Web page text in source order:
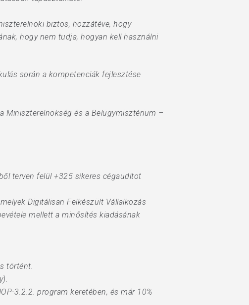
biztos, hozzátéve, hogy
hogy nem tudja, hogyan kell használni
során a kompetenciák fejlesztése
Miniszterelnökség és a Belügymisztérium –
terven felül +325 sikeres cégauditot
Digitálisan Felkészült Vállalkozás
mellett a minősítés kiadásának
történt.
3.2.2. program keretében, és már 10%